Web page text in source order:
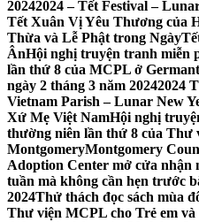
20242024 – Tết Festival –
Tết Xuân Vị Yêu Thương của
Thừa và Lễ Phật trong
ÂnHội nghị truyện tranh miễn
lần thứ 8 của MCPL ở
ngày 2 tháng 3 năm 20242024
Vietnam Parish – Lunar New
Xứ Mẹ Việt NamHội nghị
thường niên lần thứ 8 của Thư
MontgomeryMontgomery
Adoption Center mở cửa nhận
tuần mà không cần hẹn trước
2024Thử thách đọc sách mùa
Thư viện MCPL cho Trẻ em